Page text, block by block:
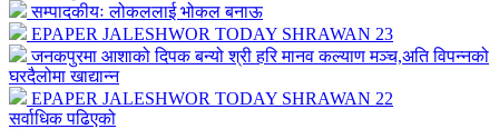
सम्पादकीयः लोकललाई भोकल बनाऊ
EPAPER JALESHWOR TODAY SHRAWAN 23
जनकपुरमा आशाको दिपक बन्यो श्री हरि मानव कल्याण मञ्च,अति विपन्नको
घरदैलोमा खाद्यान्न
EPAPER JALESHWOR TODAY SHRAWAN 22
सर्वाधिक पढिएको